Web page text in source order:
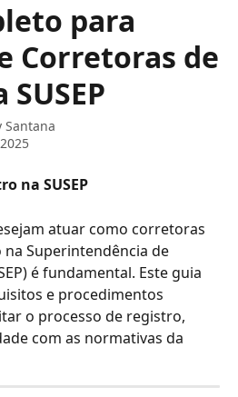
para
Corretoras de
Santana
na SUSEP
atuar como corretoras
Superintendência de
é fundamental. Este guia
e procedimentos
o processo de registro,
com as normativas da